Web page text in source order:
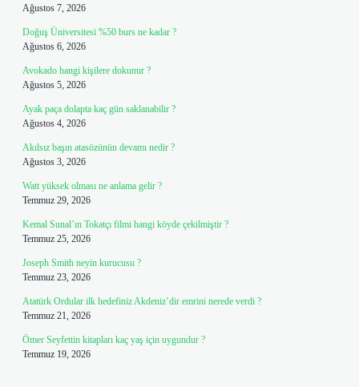
Ağustos 7, 2026
Doğuş Üniversitesi %50 burs ne kadar ?
Ağustos 6, 2026
Avokado hangi kişilere dokunur ?
Ağustos 5, 2026
Ayak paça dolapta kaç gün saklanabilir ?
Ağustos 4, 2026
Akılsız başın atasözünün devamı nedir ?
Ağustos 3, 2026
Watt yüksek olması ne anlama gelir ?
Temmuz 29, 2026
Kemal Sunal’ın Tokatçı filmi hangi köyde çekilmiştir ?
Temmuz 25, 2026
Joseph Smith neyin kurucusu ?
Temmuz 23, 2026
Atatürk Ordular ilk hedefiniz Akdeniz’dir emrini nerede verdi ?
Temmuz 21, 2026
Ömer Seyfettin kitapları kaç yaş için uygundur ?
Temmuz 19, 2026